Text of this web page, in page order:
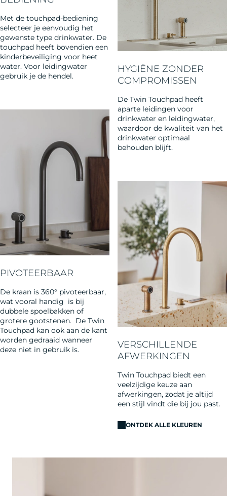
Ontdek de perfecte mix van elegantie en functionaliteit met
onze ruimtebesparende combinatiekraan. Schakel moeiteloos
tussen ongefilterd koud en warm water met de eenvoudige
hendel, terwijl de elektronische bediening premium gefilterd
Met de touchpad-bediening
selecteer je eenvoudig het
gewenste type drinkwater. De
touchpad heeft bovendien een
kinderbeveiliging voor heet
water. ​Voor leidingwater
gebruik je de hendel.
HYGIËNE ZONDER
COMPROMISSEN
De Twin Touchpad heeft
aparte leidingen voor
drinkwater en leidingwater,
waardoor de kwaliteit van het
drinkwater optimaal
behouden blijft.
PIVOTEERBAAR
De kraan is 360° pivoteerbaar,
wat vooral handig ​ is bij
dubbele spoelbakken of
grotere gootstenen. ​​ De Twin
Touchpad kan ook aan de kant
worden gedraaid wanneer
deze niet in gebruik is. ​
VERSCHILLENDE
AFWERKINGEN
Twin Touchpad biedt een
veelzijdige keuze aan
afwerkingen, zodat je altijd
een stijl vindt die bij jou past.
ONTDEK ALLE KLEUREN